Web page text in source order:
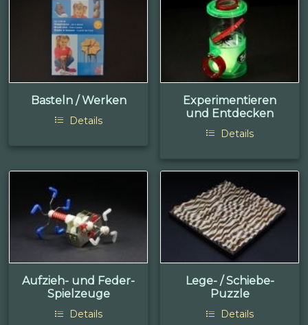
Basteln / Werken
Details
Experimentieren
und Entdecken
Details
Aufzieh- und Feder-
Spielzeuge
Details
Lege- / Schiebe-
Puzzle
Details